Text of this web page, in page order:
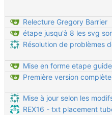
Relecture Gregory Barrier
Première version complète